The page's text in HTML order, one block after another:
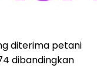
diterima petani
dibandingkan